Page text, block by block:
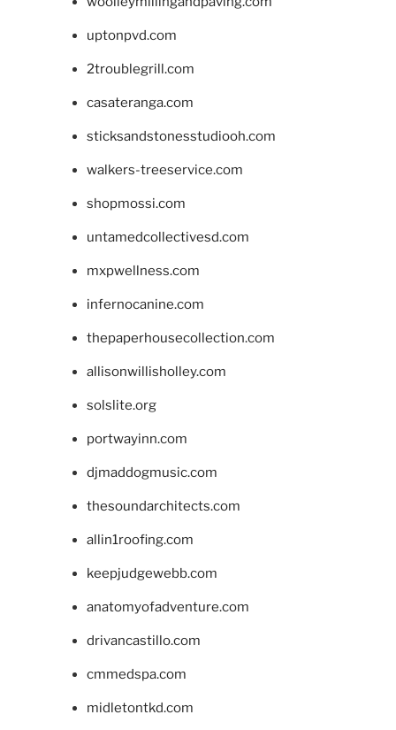
uptonpvd.com
2troublegrill.com
casateranga.com
sticksandstonesstudiooh.com
walkers-treeservice.com
shopmossi.com
untamedcollectivesd.com
mxpwellness.com
infernocanine.com
thepaperhousecollection.com
allisonwillisholley.com
solslite.org
portwayinn.com
djmaddogmusic.com
thesoundarchitects.com
allin1roofing.com
keepjudgewebb.com
anatomyofadventure.com
drivancastillo.com
cmmedspa.com
midletontkd.com